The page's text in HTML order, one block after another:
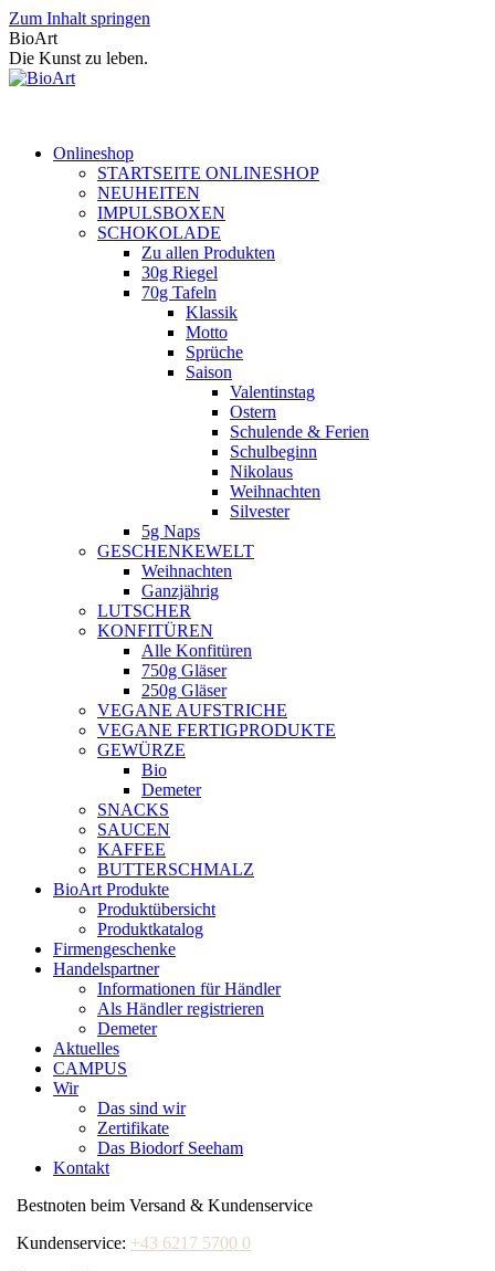
Zum Inhalt springen
BioArt
Die Kunst zu leben.
Onlineshop
STARTSEITE ONLINESHOP
NEUHEITEN
IMPULSBOXEN
SCHOKOLADE
Zu allen Produkten
30g Riegel
70g Tafeln
Klassik
Motto
Sprüche
Saison
Valentinstag
Ostern
Schulende & Ferien
Schulbeginn
Nikolaus
Weihnachten
Silvester
5g Naps
GESCHENKEWELT
Weihnachten
Ganzjährig
LUTSCHER
KONFITÜREN
Alle Konfitüren
750g Gläser
250g Gläser
VEGANE AUFSTRICHE
VEGANE FERTIGPRODUKTE
GEWÜRZE
Bio
Demeter
SNACKS
SAUCEN
KAFFEE
BUTTERSCHMALZ
BioArt Produkte
Produktübersicht
Produktkatalog
Firmengeschenke
Handelspartner
Informationen für Händler
Als Händler registrieren
Demeter
Aktuelles
CAMPUS
Wir
Das sind wir
Zertifikate
Das Biodorf Seeham
Kontakt
Bestnoten beim Versand & Kundenservice
Kundenservice: +43 6217 5700 0